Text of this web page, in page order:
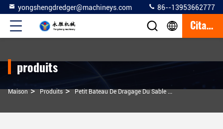
yongshengdredger@machineys.com 86--13953662777
Citation
produits
Maison > Produits > Petit Bateau De Dragage Du Sable >